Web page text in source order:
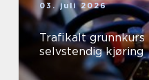
03. juli 2026
Trafikalt grunnkurs nøkkelen til trygg og
selvstendig kjøring